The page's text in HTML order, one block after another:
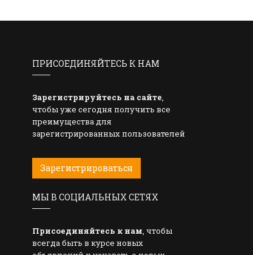
ПРИСОЕДИНЯЙТЕСЬ К НАМ
Зарегистрируйтесь на сайте,
чтобы уже сегодня получить все
преимущества для
зарегистрированных пользователей
Зарегистрироваться
МЫ В СОЦИАЛЬНЫХ СЕТЯХ
Присоединяйтесь к нам, чтобы
всегда быть в курсе новых